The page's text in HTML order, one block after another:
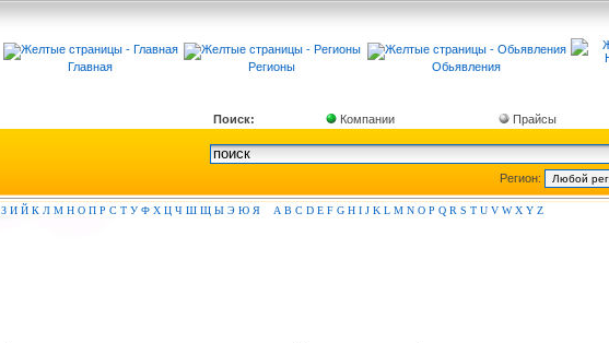
Главная Регионы Обьявления
Поиск: Компании Прайсы
Регион:
З И Й К Л М Н О П Р С Т У Ф Х Ц Ч Ш Щ Ы Э Ю Я A B C D E F G H I J K L M N O P Q R S T U V W X Y Z